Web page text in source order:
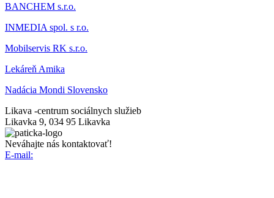
BANCHEM s.r.o.
INMEDIA spol. s r.o.
Mobilservis RK s.r.o.
Lekáreň Amika
Nadácia Mondi Slovensko
Likava -centrum sociálnych služieb
Likavka 9, 034 95 Likavka
Neváhajte nás kontaktovať!
E-mail: